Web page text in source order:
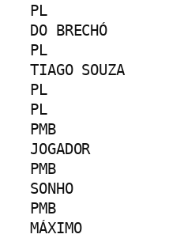
PL		22221	NILTINHO
DO BRECHÓ
PL		22122	PASTOR
TIAGO SOUZA
PMB		35555	BETINHO
JOGADOR
PMB		35029	BRUNO DO
SONHO
PMB		35111	DEICIANE
MÁXIMO